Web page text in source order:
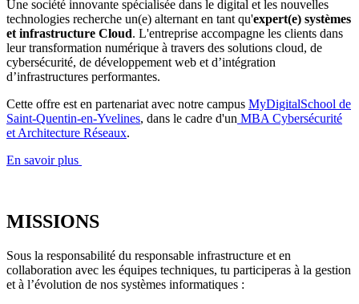
Une société innovante spécialisée dans le digital et les nouvelles
technologies recherche un(e) alternant en tant qu'expert(e) systèmes
et infrastructure Cloud. L'entreprise accompagne les clients dans
leur transformation numérique à travers des solutions cloud, de
cybersécurité, de développement web et d’intégration
d’infrastructures performantes.
Cette offre est en partenariat avec notre campus MyDigitalSchool de
Saint-Quentin-en-Yvelines, dans le cadre d'un MBA Cybersécurité
et Architecture Réseaux.
En savoir plus
MISSIONS
Sous la responsabilité du responsable infrastructure et en
collaboration avec les équipes techniques, tu participeras à la gestion
et à l’évolution de nos systèmes informatiques :